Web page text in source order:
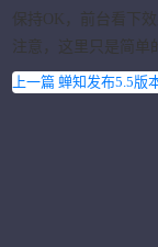
保持OK，前台看下效
注意，这里只是简单
上一篇 蝉知发布5.5